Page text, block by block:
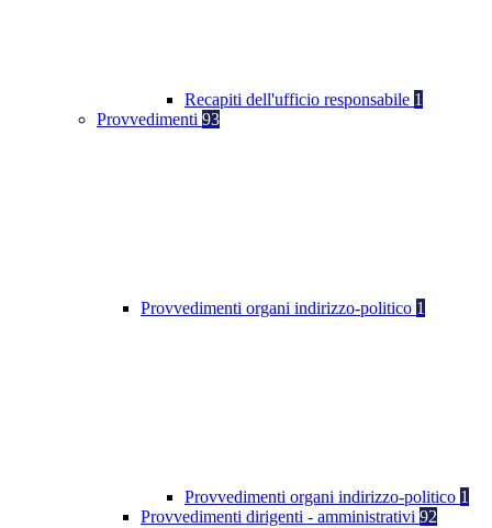
Recapiti dell'ufficio responsabile 1
Provvedimenti 93
Provvedimenti organi indirizzo-politico 1
Provvedimenti organi indirizzo-politico 1
Provvedimenti dirigenti - amministrativi 92